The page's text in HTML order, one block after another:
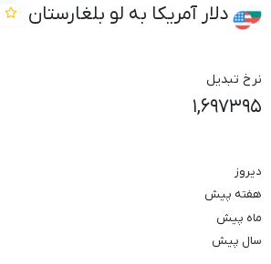
دلار آمریکا به لو بلغارستان
نرخ تبدیل
۱,۶۹۷۳۹۵
دیروز
هفته پیش
ماه پیش
سال پیش